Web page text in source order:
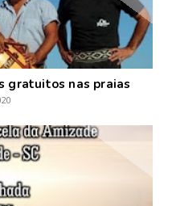
gratuitos nas praias